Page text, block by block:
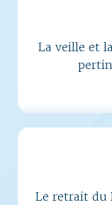
La veille et
Le retrait du